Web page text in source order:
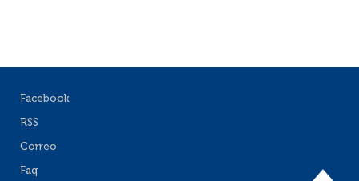
Facebook
RSS
Correo
Faq